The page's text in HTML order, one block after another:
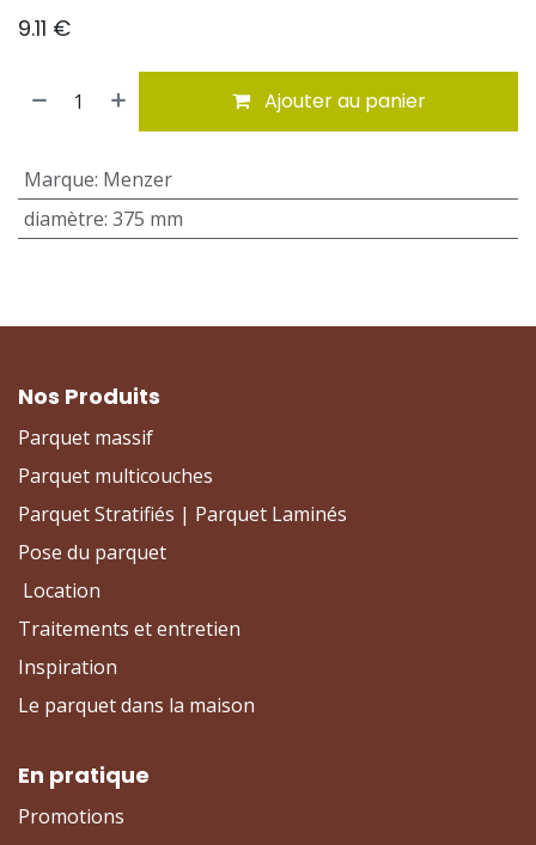
9.11 €
Ajouter au panier
Marque: Menzer
diamètre: 375 mm
Nos Produits
Parquet massif
Parquet multicouches
Parquet Stratifiés | Parquet Laminés
Pose du parquet
Location
Traitements et entretien
Inspiration
Le parquet dans la maison
En pratique
Promotions